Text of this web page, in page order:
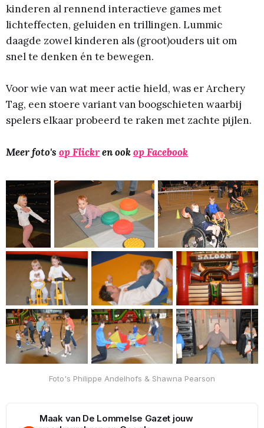
kinderen al rennend interactieve games met
lichteffecten, geluiden en trillingen. Lummic
daagde zowel kinderen als (groot)ouders uit om
snel te denken én te bewegen.
Voor wie van wat meer actie hield, was er Archery
Tag, een stoere variant van boogschieten waarbij
spelers elkaar probeerd te raken met zachte pijlen.
Meer foto's op Flickren ookop Facebook
Foto's Philippe Andelhofs & Shawna Pearson
Maak van De Lommelse Gazet jouw